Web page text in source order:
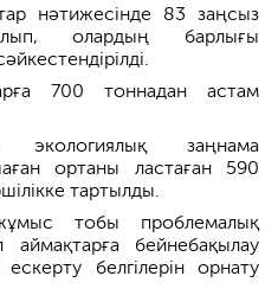
нәтижесінде 83 заңсыз
олардың барлығы
700 тоннадан астам
заңнама
ортаны ластаған 590
тартылды.
тобы проблемалық
аймақтарға бейнебақылау
белгілерін орнату